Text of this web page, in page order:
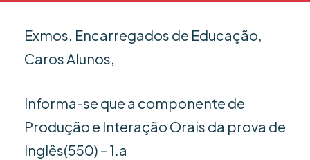
Exmos. Encarregados de Educação,
Caros Alunos,
Informa-se que a componente de
Produção e Interação Orais da prova de
Inglês(550) – 1.a